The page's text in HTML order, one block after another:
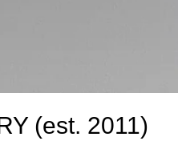
(est. 2011)